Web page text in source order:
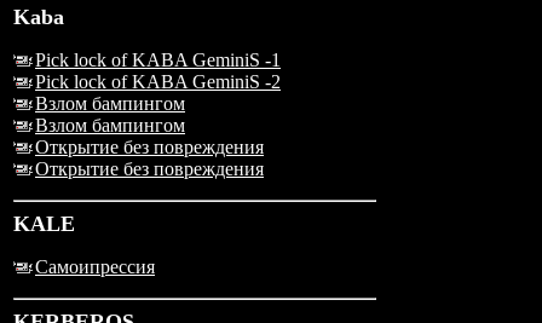
Kaba
Pick lock of KABA GeminiS -1
Pick lock of KABA GeminiS -2
Взлом бампингом
Взлом бампингом
Открытие без повреждения
Открытие без повреждения
KALE
Самоипрессия